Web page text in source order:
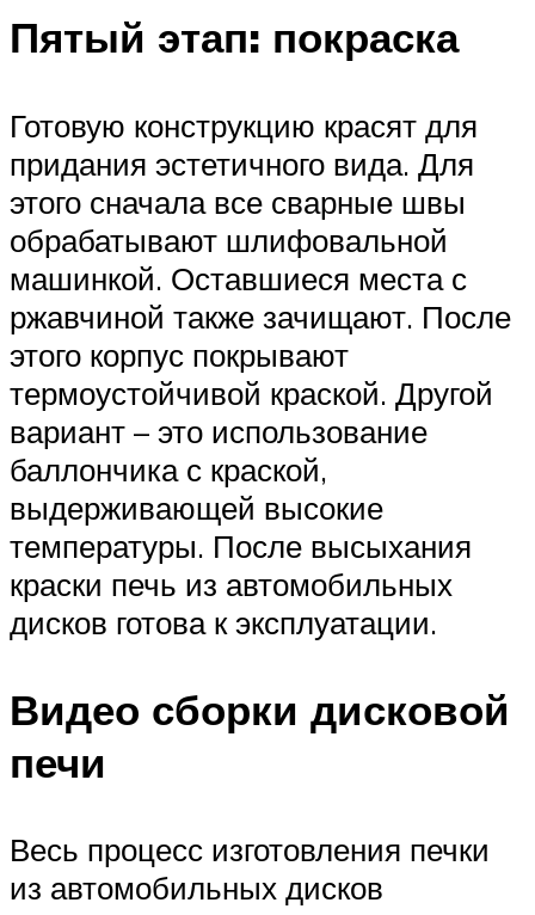
Пятый этап: покраска
Готовую конструкцию красят для
придания эстетичного вида. Для
этого сначала все сварные швы
обрабатывают шлифовальной
машинкой. Оставшиеся места с
ржавчиной также зачищают. После
этого корпус покрывают
термоустойчивой краской. Другой
вариант – это использование
баллончика с краской,
выдерживающей высокие
температуры. После высыхания
краски печь из автомобильных
дисков готова к эксплуатации.
Видео сборки дисковой
печи
Весь процесс изготовления печки
из автомобильных дисков